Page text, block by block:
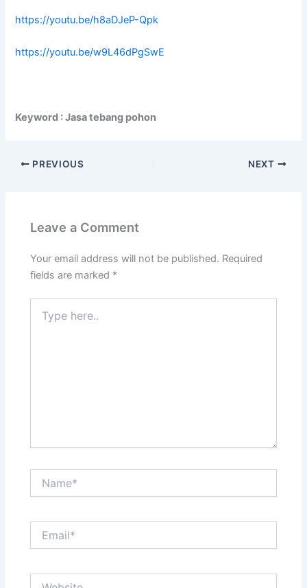
https://youtu.be/h8aDJeP-Qpk
https://youtu.be/w9L46dPgSwE
Keyword : Jasa tebang pohon
PREVIOUS NEXT
Leave a Comment
Your email address will not be published. Required
fields are marked *
here..